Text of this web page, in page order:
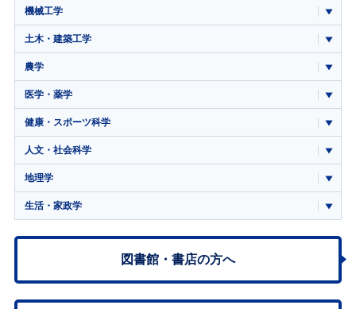
機械工学
土木・建築工学
農学
医学・薬学
健康・スポーツ科学
人文・社会科学
地理学
生活・家政学
図書館・書店の方へ